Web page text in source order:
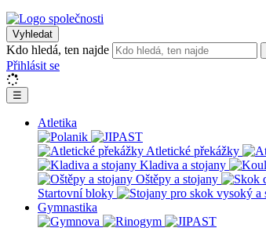
Vyhledat
Kdo hledá, ten najde
Přihlásit se
☰
Atletika
Atletické překážky
Kladiva a stojany
Oštěpy a stojany
Startovní bloky
Gymnastika